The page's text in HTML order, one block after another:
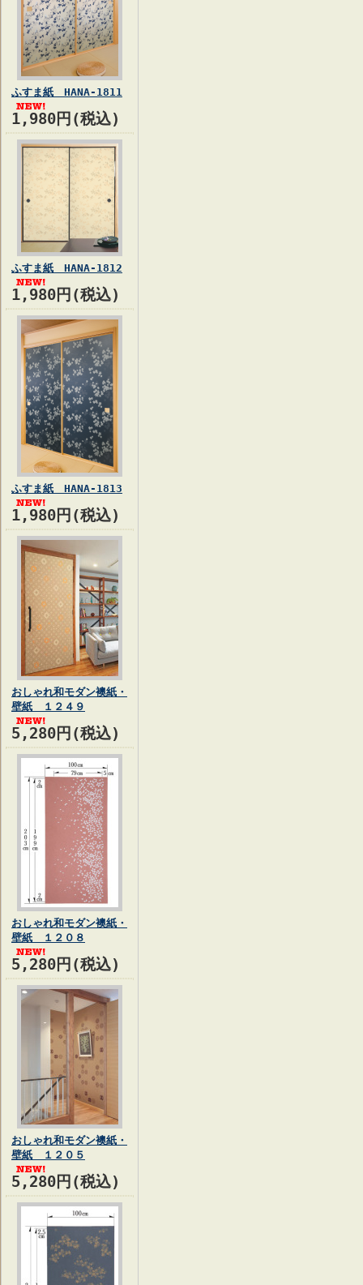
ふすま紙 HANA-1811
1,980円(税込)
ふすま紙 HANA-1812
1,980円(税込)
ふすま紙 HANA-1813
1,980円(税込)
おしゃれ和モダン襖紙・
壁紙 １２４９
5,280円(税込)
おしゃれ和モダン襖紙・
壁紙 １２０８
5,280円(税込)
おしゃれ和モダン襖紙・
壁紙 １２０５
5,280円(税込)